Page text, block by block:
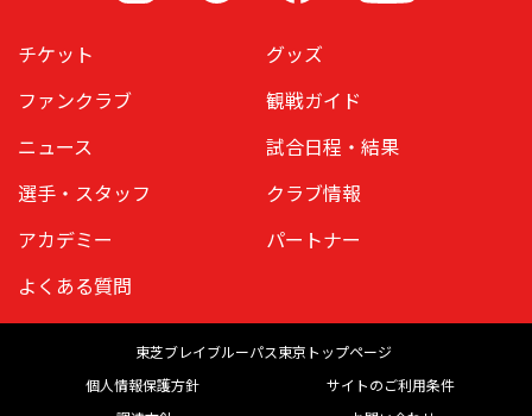
チケット
グッズ
ファンクラブ
観戦ガイド
ニュース
試合日程・結果
選手・スタッフ
クラブ情報
アカデミー
パートナー
よくある質問
東芝ブレイブルーパス東京トップページ
個人情報保護方針
サイトのご利用条件